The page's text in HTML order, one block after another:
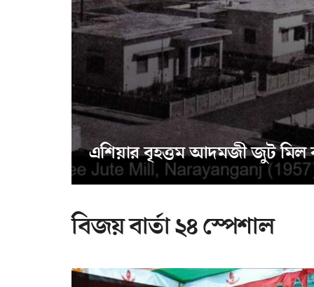
এশিয়ার বৃহত্তম আদমজী জুট
বিজয় বার্তা ২৪ স্পেশাল